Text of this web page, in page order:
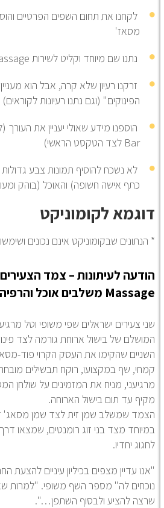
לקחנו את תחום השפים הפרטיים והוספנו
מסאז'
נתנו שם מיוחד וקליט לשירותMassage
זרקנו רעיון שלא קרה, אבל הוא מעניין
הפינוקים" (וגם נתנו רעיונות לקוראים)
הוספנו מידע שאולי יעניין את העורך
Barלצד הטקסט הראשי)
לא נשכח להוסיף תמונות צבע גדולות
כתף אישה חשופה) והאוכל (בוהק ומעורר
לקומוניקט
שבקומוניקט אינם נכונים ושימשו
לעיתונות–צמד הצעירים
משלבים אוכל והרפיה
צעירים ישראלים שפי משופי וטל מרגיעני
של בישול ארוחת גורמה לצד פינוק
שהקימו את העסק הקרוי פוד-מסאז',
שף במקצועו, רוקח תבשילים מובחרים
מניח את המזמינים על שולחן
עד תום בישול הארוחה.
שמשלב שמן זית לצד שמן מסאג' זוכה
מצד בני זוג רומנטים, שמצאו דרך
יחדיו.
עדיין מצפים בכיליון עיניים להצעת
לה" מספר השף משופי. "למרות שאני
להציע ולבסוף השתפן…
".